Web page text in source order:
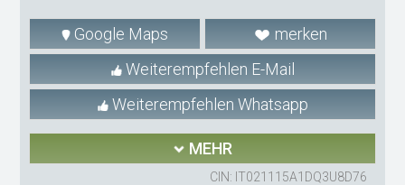
Google Maps
merken
Weiterempfehlen E-Mail
Weiterempfehlen Whatsapp
MEHR
CIN: IT021115A1DQ3U8D76